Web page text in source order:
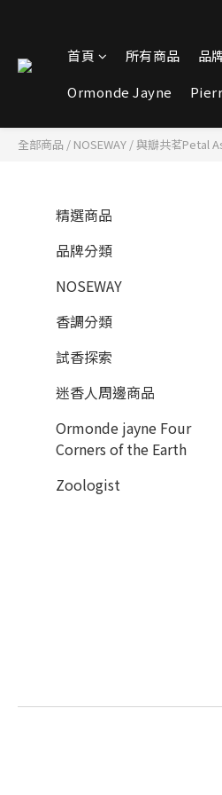
首頁 所有商品 品
Ormonde Jayne
全部商品 / NOSEWAY /與瓣共茗Petal
精選商品
品牌分類
NOSEWAY
香調分類
試香探索
迷香人周邊商品
Ormonde jayne Four
Corners of the Earth
Zoologist